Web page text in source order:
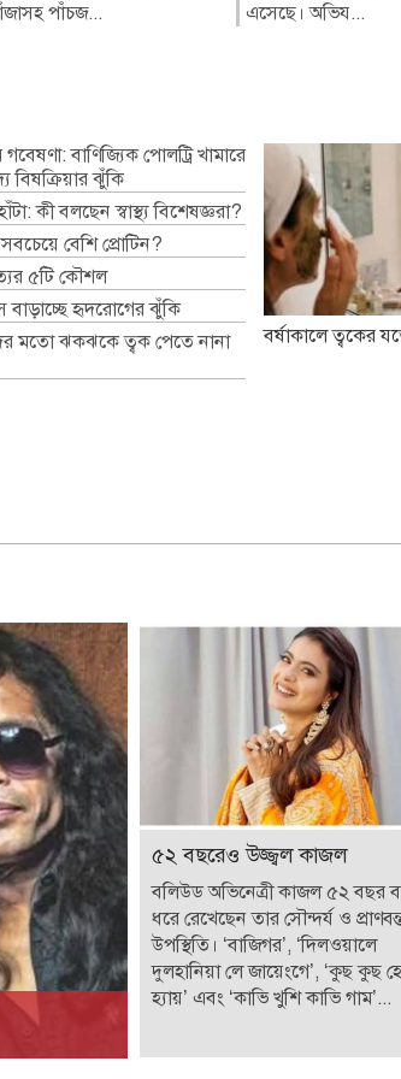
করে তৈরি ফ্...
পাঁচজ...
এসেছে। অভিয...
বাণিজ্যিক পোলট্রি খামারে
বিষক্রিয়ার ঝুঁকি
কী বলছেন স্বাস্থ্য বিশেষজ্ঞরা?
বেশি প্রোটিন?
৫টি কৌশল
বাড়াচ্ছে হৃদরোগের ঝুঁকি
মতো ঝকঝকে ত্বক পেতে নানা
বর্ষাকালে ত্বকের
৫২ বছরেও উজ্জ্বল কাজল
বলিউড অভিনেত্রী কাজল ৫২ বছর
ধরে রেখেছেন তার সৌন্দর্য ও
উপস্থিতি। ‘বাজিগর’, ‘দিলওয়ালে
দুলহানিয়া লে জায়েংগে’, ‘কুছ কুছ
হ্যায়’ এবং ‘কাভি খুশি কাভি গাম’...